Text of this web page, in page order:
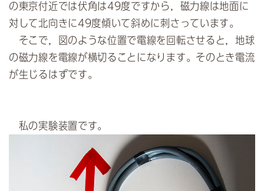
の東京付近では伏角は49度ですから，磁力線は地面に
対して北向きに49度傾いて斜めに刺さっています。
そこで，図のような位置で電線を回転させると，地球
の磁力線を電線が横切ることになります。そのとき電流
が生じるはずです。
私の実験装置です。